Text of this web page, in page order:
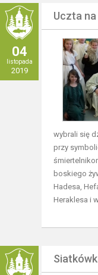
04
listopada
2019
Uczta
wybrali się
przy
boskiego
Hadesa,
Heraklesa i